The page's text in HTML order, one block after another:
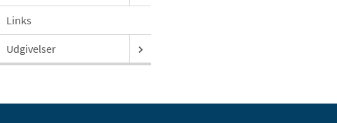
Links
Udgivelser